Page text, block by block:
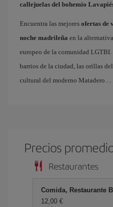
callejuelas del bohemio
Encuentra las mejores ofertas de
noche madrileña en la
europeo de la comunidad
barrios de la ciudad, las orillas
cultural del moderno Matadero…
Precios
Restaurantes
Comida, Restaurante
12,00 €